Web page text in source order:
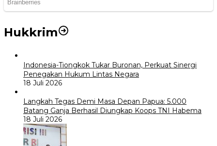
Hukkrim
Indonesia-Tiongkok Tukar Buronan, Perkuat Sinergi
Penegakan Hukum Lintas Negara
18 Juli 2026
Langkah Tegas Demi Masa Depan Papua: 5.000
Batang Ganja Berhasil Diungkap Koops TNI Habema
18 Juli 2026